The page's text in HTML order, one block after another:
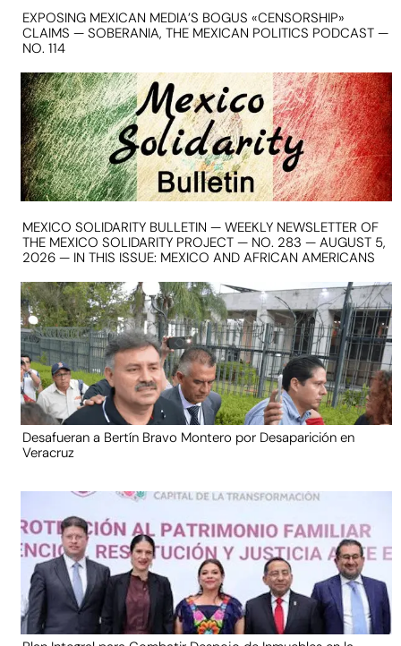
EXPOSING MEXICAN MEDIA’S BOGUS «CENSORSHIP»
CLAIMS — SOBERANIA, THE MEXICAN POLITICS PODCAST —
NO. 114
MEXICO SOLIDARITY BULLETIN — WEEKLY NEWSLETTER OF
THE MEXICO SOLIDARITY PROJECT — NO. 283 — AUGUST 5,
2026 — IN THIS ISSUE: MEXICO AND AFRICAN AMERICANS
Desafueran a Bertín Bravo Montero por Desaparición en
Veracruz